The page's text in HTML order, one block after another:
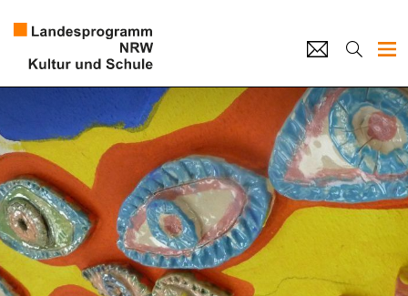
Künstlerpool
Schulen
Kultur und Schule
Impressum Datenschutz Kontakt